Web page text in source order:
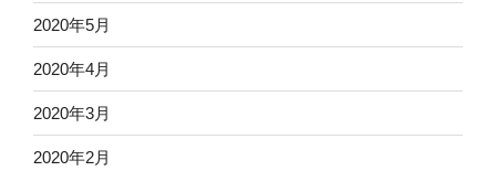
2020年5月
2020年4月
2020年3月
2020年2月